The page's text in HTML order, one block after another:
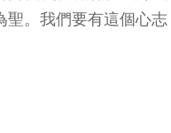
。我們要有這個心